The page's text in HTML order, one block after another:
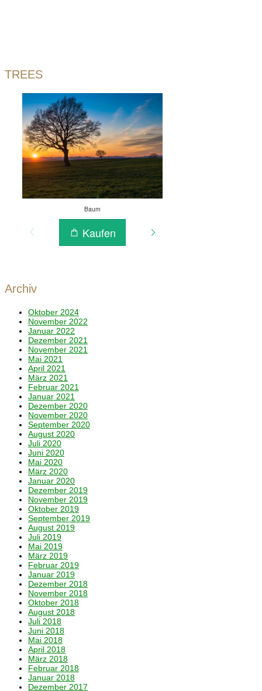
TREES
Archiv
Oktober 2024
November 2022
Januar 2022
Dezember 2021
November 2021
Mai 2021
April 2021
März 2021
Februar 2021
Januar 2021
Dezember 2020
November 2020
September 2020
August 2020
Juli 2020
Juni 2020
Mai 2020
März 2020
Januar 2020
Dezember 2019
November 2019
Oktober 2019
September 2019
August 2019
Juli 2019
Mai 2019
März 2019
Februar 2019
Januar 2019
Dezember 2018
November 2018
Oktober 2018
August 2018
Juli 2018
Juni 2018
Mai 2018
April 2018
März 2018
Februar 2018
Januar 2018
Dezember 2017